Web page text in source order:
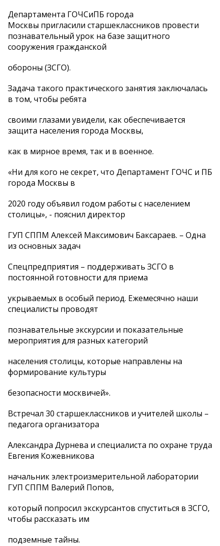
Департамента ГОЧСиПБ города
Москвы пригласили старшеклассников провести
познавательный урок на базе защитного
сооружения гражданской
обороны (ЗСГО).
Задача такого практического занятия заключалась
в том, чтобы ребята
своими глазами увидели, как обеспечивается
защита населения города Москвы,
как в мирное время, так и в военное.
«Ни для кого не секрет, что Департамент ГОЧС и ПБ
города Москвы в
2020 году объявил годом работы с населением
столицы», - пояснил директор
ГУП СППМ Алексей Максимович Баксараев. – Одна
из основных задач
Спецпредприятия – поддерживать ЗСГО в
постоянной готовности для приема
укрываемых в особый период. Ежемесячно наши
специалисты проводят
познавательные экскурсии и показательные
мероприятия для разных категорий
населения столицы, которые направлены на
формирование культуры
безопасности москвичей».
Встречал 30 старшеклассников и учителей школы –
педагога организатора
Александра Дурнева и специалиста по охране труда
Евгения Кожевникова
начальник электроизмерительной лаборатории
ГУП СППМ Валерий Попов,
который попросил экскурсантов спуститься в ЗСГО,
чтобы рассказать им
подземные тайны.